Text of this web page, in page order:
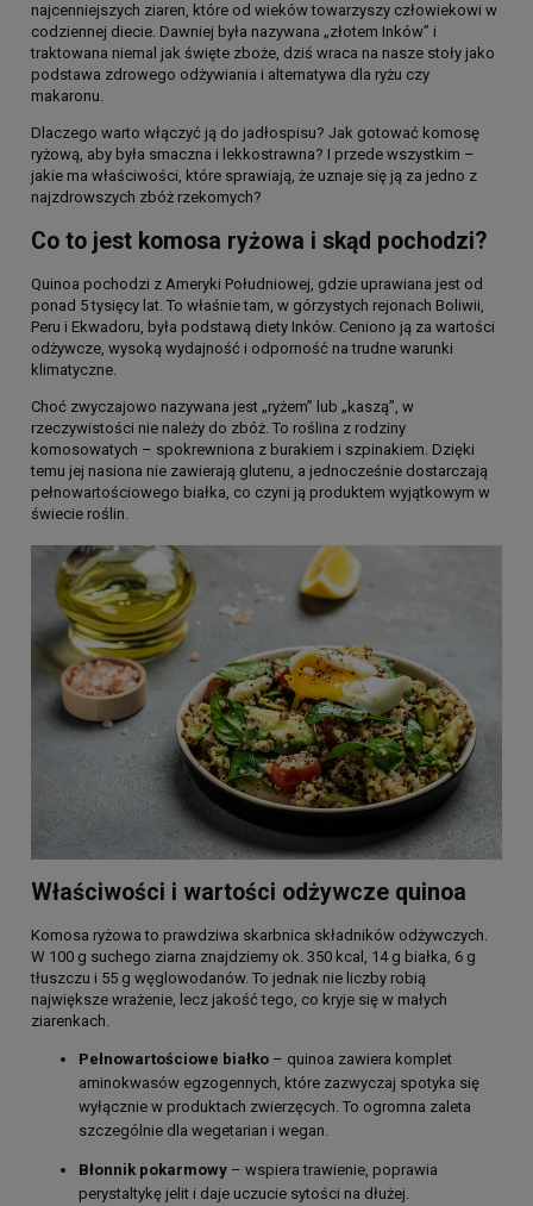
najcenniejszych ziaren, które od wieków towarzyszy człowiekowi w
codziennej diecie. Dawniej była nazywana „złotem Inków” i
traktowana niemal jak święte zboże, dziś wraca na nasze stoły jako
podstawa zdrowego odżywiania i alternatywa dla ryżu czy
makaronu.
Dlaczego warto włączyć ją do jadłospisu? Jak gotować komosę
ryżową, aby była smaczna i lekkostrawna? I przede wszystkim –
jakie ma właściwości, które sprawiają, że uznaje się ją za jedno z
najzdrowszych zbóż rzekomych?
Co to jest komosa ryżowa i skąd pochodzi?
Quinoa pochodzi z Ameryki Południowej, gdzie uprawiana jest od
ponad 5 tysięcy lat. To właśnie tam, w górzystych rejonach Boliwii,
Peru i Ekwadoru, była podstawą diety Inków. Ceniono ją za wartości
odżywcze, wysoką wydajność i odporność na trudne warunki
klimatyczne.
Choć zwyczajowo nazywana jest „ryżem” lub „kaszą”, w
rzeczywistości nie należy do zbóż. To roślina z rodziny
komosowatych – spokrewniona z burakiem i szpinakiem. Dzięki
temu jej nasiona nie zawierają glutenu, a jednocześnie dostarczają
pełnowartościowego białka, co czyni ją produktem wyjątkowym w
świecie roślin.
Właściwości i wartości odżywcze quinoa
Komosa ryżowa to prawdziwa skarbnica składników odżywczych.
W 100 g suchego ziarna znajdziemy ok. 350 kcal, 14 g białka, 6 g
tłuszczu i 55 g węglowodanów. To jednak nie liczby robią
największe wrażenie, lecz jakość tego, co kryje się w małych
ziarenkach.
Pełnowartościowe białko – quinoa zawiera komplet
aminokwasów egzogennych, które zazwyczaj spotyka się
wyłącznie w produktach zwierzęcych. To ogromna zaleta
szczególnie dla wegetarian i wegan.
Błonnik pokarmowy – wspiera trawienie, poprawia
perystaltykę jelit i daje uczucie sytości na dłużej.